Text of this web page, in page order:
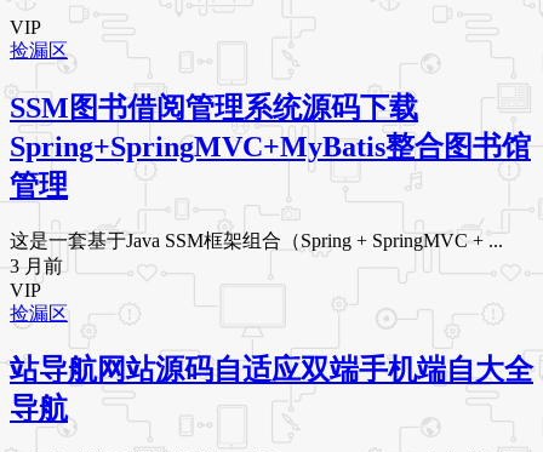
VIP
捡漏区
SSM图书借阅管理系统源码下载
Spring+SpringMVC+MyBatis整合图书馆
管理
这是一套基于Java SSM框架组合（Spring + SpringMVC + ...
3 月前
VIP
捡漏区
站导航网站源码自适应双端手机端自大全
导航